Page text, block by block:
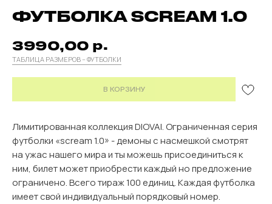
ФУТБОЛКА SCREAM 1.0
3990,00 р.
ТАБЛИЦА РАЗМЕРОВ – ФУТБОЛКИ
В КОРЗИНУ
Лимитированная коллекция DIOVAI. Ограниченная серия
футболки «scream 1.0» - демоны с насмешкой смотрят
на ужас нашего мира и ты можешь присоединиться к
ним, билет может приобрести каждый но предложение
ограничено. Всего тираж 100 единиц. Каждая футболка
имеет свой индивидуальный порядковый номер.